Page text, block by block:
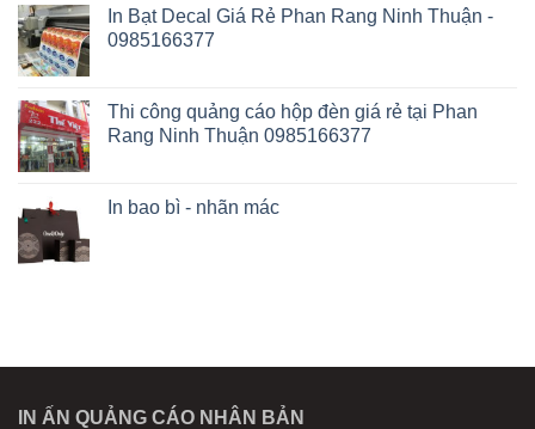
In Bạt Decal Giá Rẻ Phan Rang Ninh Thuận -
0985166377
Thi công quảng cáo hộp đèn giá rẻ tại Phan
Rang Ninh Thuận 0985166377
In bao bì - nhãn mác
IN ẤN QUẢNG CÁO NHÂN BẢN